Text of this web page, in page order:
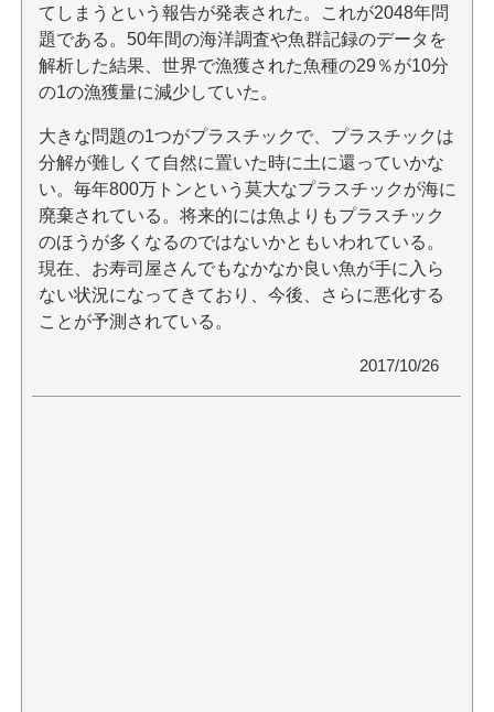
てしまうという報告が発表された。これが2048年問
題である。50年間の海洋調査や魚群記録のデータを
解析した結果、世界で漁獲された魚種の29％が10分
の1の漁獲量に減少していた。
大きな問題の1つがプラスチックで、プラスチックは
分解が難しくて自然に置いた時に土に還っていかな
い。毎年800万トンという莫大なプラスチックが海に
廃棄されている。将来的には魚よりもプラスチック
のほうが多くなるのではないかともいわれている。
現在、お寿司屋さんでもなかなか良い魚が手に入ら
ない状況になってきており、今後、さらに悪化する
ことが予測されている。
2017/10/26